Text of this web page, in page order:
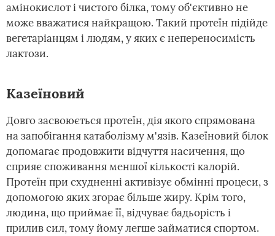
амінокислот і чистого білка, тому об'єктивно не
може вважатися найкращою. Такий протеїн підійде
вегетаріанцям і людям, у яких є непереносимість
лактози.
Казеїновий
Довго засвоюється протеїн, дія якого спрямована
на запобігання катаболізму м'язів. Казеїновий білок
допомагає продовжити відчуття насичення, що
сприяє споживання меншої кількості калорій.
Протеїн при схудненні активізує обмінні процеси, з
допомогою яких згорає більше жиру. Крім того,
людина, що приймає її, відчуває бадьорість і
прилив сил, тому йому легше займатися спортом.